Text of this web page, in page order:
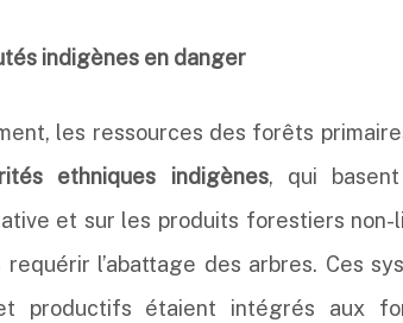
indigènes en danger
les ressources des forêts
ethniques indigènes, qui
et sur les produits forestiers non-
l’abattage des arbres. Ces
productifs étaient intégrés aux